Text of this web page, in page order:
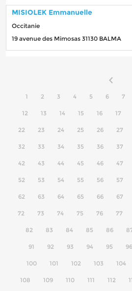
MISIOLEK Emmanuelle
Occitanie
19 avenue des Mimosas 31130 BALMA
1 2 3 4 5 6 7
12 13 14 15 16 17
22 23 24 25 26 27
32 33 34 35 36 37
42 43 44 45 46 47
52 53 54 55 56 57
62 63 64 65 66 67
72 73 74 75 76 77
82 83 84 85 86
91 92 93 94 95 96
100 101 102 103 104
108 109 110 111 112